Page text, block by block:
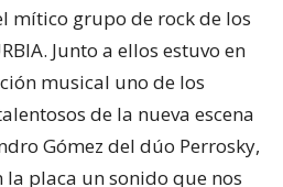
mítico grupo de rock de los
Junto a ellos estuvo en
musical uno de los
de la nueva escena
Gómez del dúo Perrosky,
placa un sonido que nos